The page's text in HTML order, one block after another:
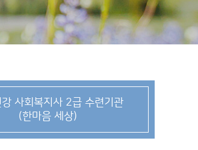
강 사회복지사 2급 수련기관
(한마음 세상)